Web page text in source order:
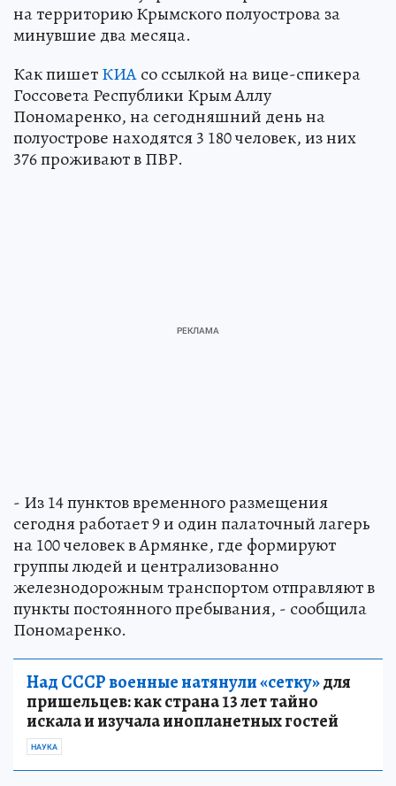
на территорию Крымского полуострова за
минувшие два месяца.
Как пишетКИАсо ссылкой на вице-спикера
Госсовета Республики Крым Аллу
Пономаренко, на сегодняшний день на
полуострове находятся 3 180 человек, из них
376 проживают в ПВР.
- Из 14 пунктов временного размещения
сегодня работает 9 и один палаточный лагерь
на 100 человек в Армянке, где формируют
группы людей и централизованно
железнодорожным транспортом отправляют в
пункты постоянного пребывания, - сообщила
Пономаренко.
Над СССР военные натянули «сетку»для
пришельцев: как страна 13 лет тайно
искала и изучала инопланетных гостей
НАУКА